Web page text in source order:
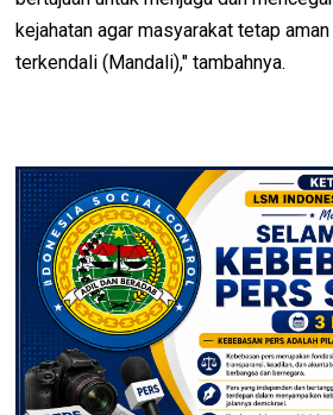
kejahatan agar masyarakat tetap
terkendali (Mandali)," tambahnya.